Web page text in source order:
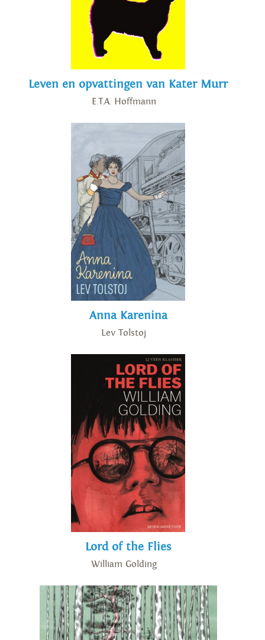
Leven en opvattingen van Kater Murr
E.T.A. Hoffmann
Anna Karenina
Lev Tolstoj
Lord of the Flies
William Golding